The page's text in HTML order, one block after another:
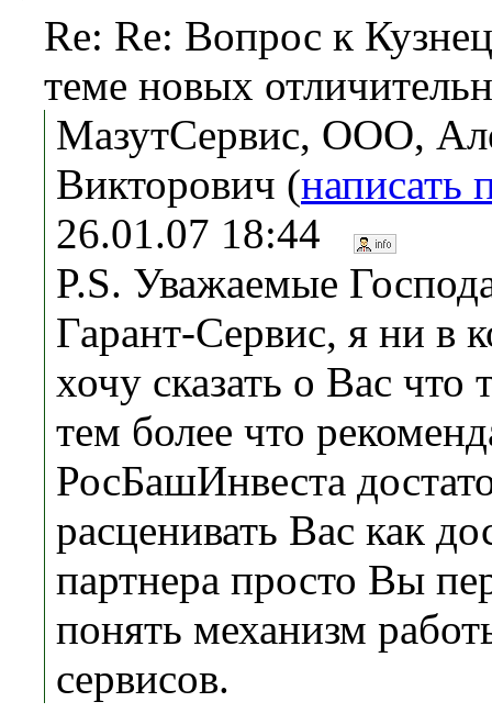
Re: Re: Вопрос к
теме новых
МазутСервис, ООО,
Викторович (написать
26.01.07 18:44
P.S. Уважаемые
Гарант-Сервис, я ни в
хочу сказать о Вас что
тем более что
РосБашИнвеста
расценивать Вас как
партнера просто Вы
понять механизм
сервисов.